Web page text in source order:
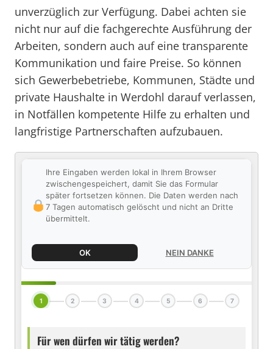
unverzüglich zur Verfügung. Dabei achten sie
nicht nur auf die fachgerechte Ausführung der
Arbeiten, sondern auch auf eine transparente
Kommunikation und faire Preise. So können
sich Gewerbebetriebe, Kommunen, Städte und
private Haushalte in Werdohl darauf verlassen,
in Notfällen kompetente Hilfe zu erhalten und
langfristige Partnerschaften aufzubauen.
Ihre Eingaben werden lokal in Ihrem Browser
zwischengespeichert, damit Sie das Formular
später fortsetzen können. Die Daten werden nach
7 Tagen automatisch gelöscht und nicht an Dritte
übermittelt.
OK NEIN DANKE
1 2 3 4 5 6 7
Für wen dürfen wir tätig werden?